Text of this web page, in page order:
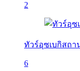
2
ทัวร์อุซเบกิสถา
6